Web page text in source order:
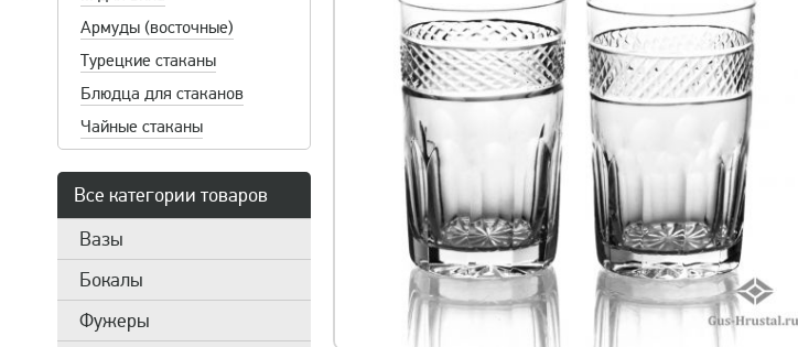
Армуды (восточные)
Турецкие стаканы
Блюдца для стаканов
Чайные стаканы
Все категории товаров
Вазы
Бокалы
Фужеры